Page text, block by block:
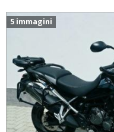
5 immagini